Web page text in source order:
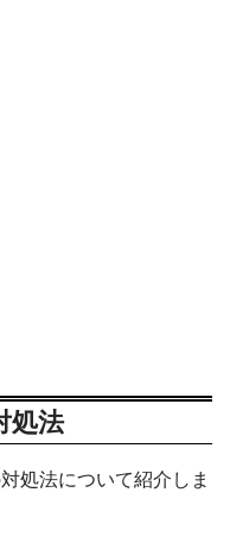
処法
処法について紹介しま